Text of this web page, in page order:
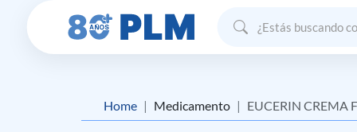
Home Medicamento EUCERIN CREMA FACIAL FLUIDA